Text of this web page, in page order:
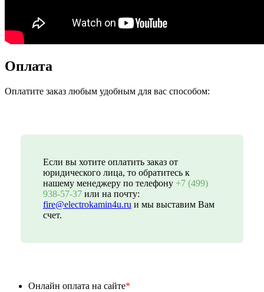
Оплата
Оплатите заказ любым удобным для вас способом:
Если вы хотите оплатить заказ от
юридического лица, то обратитесь к
нашему менеджеру по телефону +7 (499)
938-57-37или на почту:
fire@electrokamin4u.ru и мы выставим Вам
счет.
Онлайн оплата на сайте*